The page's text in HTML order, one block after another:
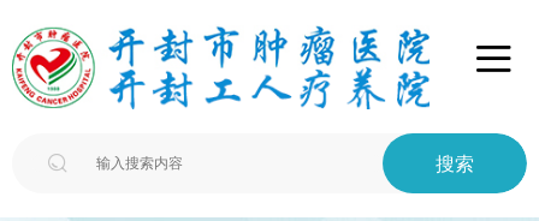

 搜索